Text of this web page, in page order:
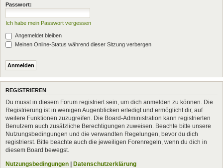
Passwort:
Ich habe mein Passwort vergessen
Angemeldet bleiben
Meinen Online-Status während dieser Sitzung verbergen
REGISTRIEREN
Du musst in diesem Forum registriert sein, um dich anmelden zu können. Die
Registrierung ist in wenigen Augenblicken erledigt und ermöglicht dir, auf
weitere Funktionen zuzugreifen. Die Board-Administration kann registrierten
Benutzern auch zusätzliche Berechtigungen zuweisen. Beachte bitte unsere
Nutzungsbedingungen und die verwandten Regelungen, bevor du dich
registrierst. Bitte beachte auch die jeweiligen Forenregeln, wenn du dich in
diesem Board bewegst.
Nutzungsbedingungen | Datenschutzerklärung